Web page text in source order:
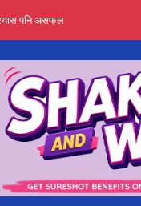
अध्यक्ष भट्ट
!
सञ्चालक पदमा बस्न मिल्दैन
प्रयास पनि असफल